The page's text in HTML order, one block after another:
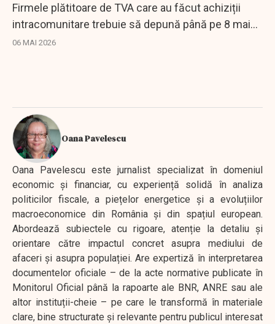
Firmele plătitoare de TVA care au făcut achiziții
intracomunitare trebuie să depună până pe 8 mai
declarația pentru schimbarea perioadei fiscale din
06 MAI 2026
Oana Pavelescu
Oana Pavelescu este jurnalist specializat în domeniul
economic și financiar, cu experiență solidă în analiza
politicilor fiscale, a piețelor energetice și a evoluțiilor
macroeconomice din România și din spațiul european.
Abordează subiectele cu rigoare, atenție la detaliu și
orientare către impactul concret asupra mediului de
afaceri și asupra populației. Are expertiză în interpretarea
documentelor oficiale – de la acte normative publicate în
Monitorul Oficial până la rapoarte ale BNR, ANRE sau ale
altor instituții-cheie – pe care le transformă în materiale
clare, bine structurate și relevante pentru publicul interesat